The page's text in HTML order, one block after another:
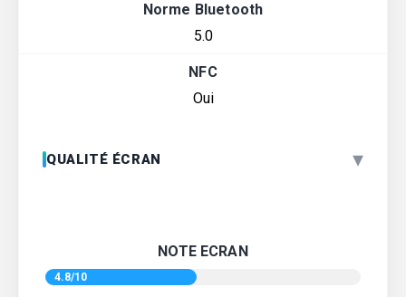
Norme Bluetooth
5.0
NFC
Oui
QUALITÉ ÉCRAN ▾
NOTE ECRAN
4.8/10